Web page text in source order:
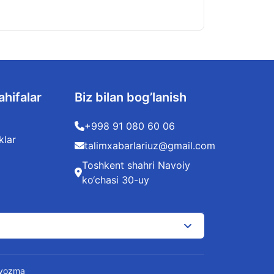
Biz bilan bog’lanish
+998 91 080 60 06
talimxabarlariuz@gmail.com
Toshkent shahri Navoiy
ko‘chasi 30-uy